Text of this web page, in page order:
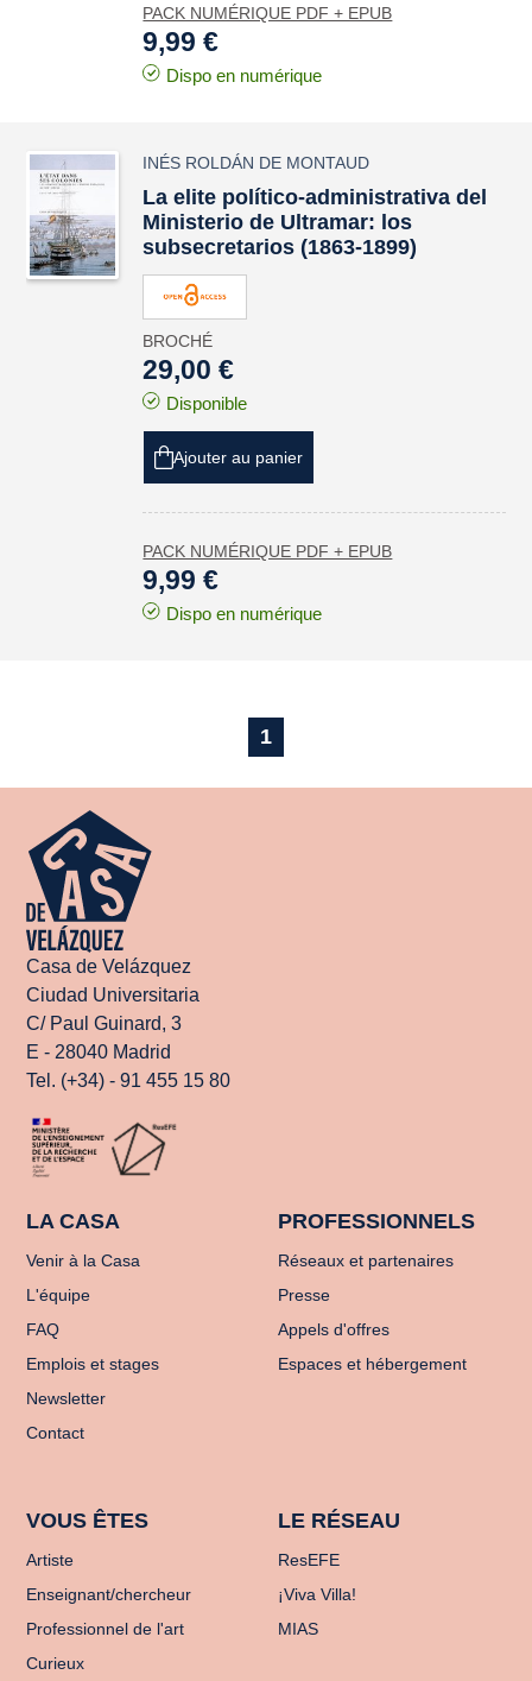
PACK NUMÉRIQUE PDF + EPUB
9,99 €
Dispo en numérique
INÉS ROLDÁN DE MONTAUD
La elite político-administrativa del
Ministerio de Ultramar: los
subsecretarios (1863-1899)
BROCHÉ
29,00 €
Disponible
Ajouter au panier
PACK NUMÉRIQUE PDF + EPUB
9,99 €
Dispo en numérique
1
Casa de Velázquez
Ciudad Universitaria
C/ Paul Guinard, 3
E - 28040 Madrid
Tel. (+34) - 91 455 15 80
LA CASA
Venir à la Casa
L'équipe
FAQ
Emplois et stages
Newsletter
Contact
PROFESSIONNELS
Réseaux et partenaires
Presse
Appels d'offres
Espaces et hébergement
VOUS ÊTES
Artiste
Enseignant/chercheur
Professionnel de l'art
Curieux
LE RÉSEAU
ResEFE
¡Viva Villa!
MIAS